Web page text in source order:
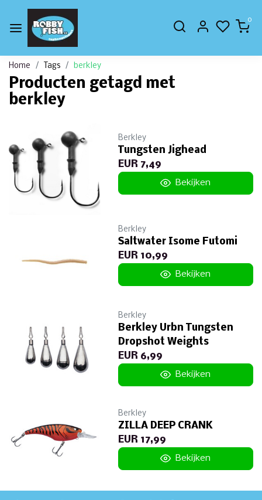
0
Home Tags berkley
Producten getagd met
berkley
Berkley
Tungsten Jighead
EUR 7,49
Bekijken
Berkley
Saltwater Isome Futomi
EUR 10,99
Bekijken
Berkley
Berkley Urbn Tungsten
Dropshot Weights
EUR 6,99
Bekijken
Berkley
ZILLA DEEP CRANK
EUR 17,99
Bekijken